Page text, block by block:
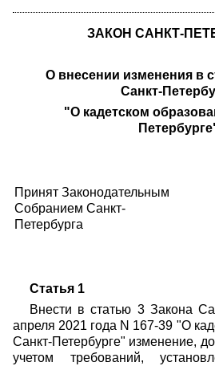
ЗАКОН САНКТ-
О внесении изменения в
Санкт-
"О кадетском
Принят Законодательным
Собранием Санкт-
Петербурга
Статья 1
Внести в статью 3 Закона
апреля 2021 года N 167-39 "О
Санкт-Петербурге" изменение,
учетом требований,